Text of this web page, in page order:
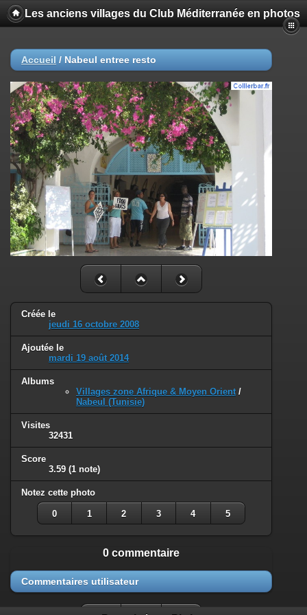
Les anciens villages du Club Méditerranée en photos
Accueil / Nabeul entree resto
Créée le
jeudi 16 octobre 2008
Ajoutée le
mardi 19 août 2014
Albums
Villages zone Afrique & Moyen Orient /
Nabeul (Tunisie)
Visites
32431
Score
3.59 (1 note)
Notez cette photo
0 1 2 3 4 5
0 commentaire
Commentaires utilisateur